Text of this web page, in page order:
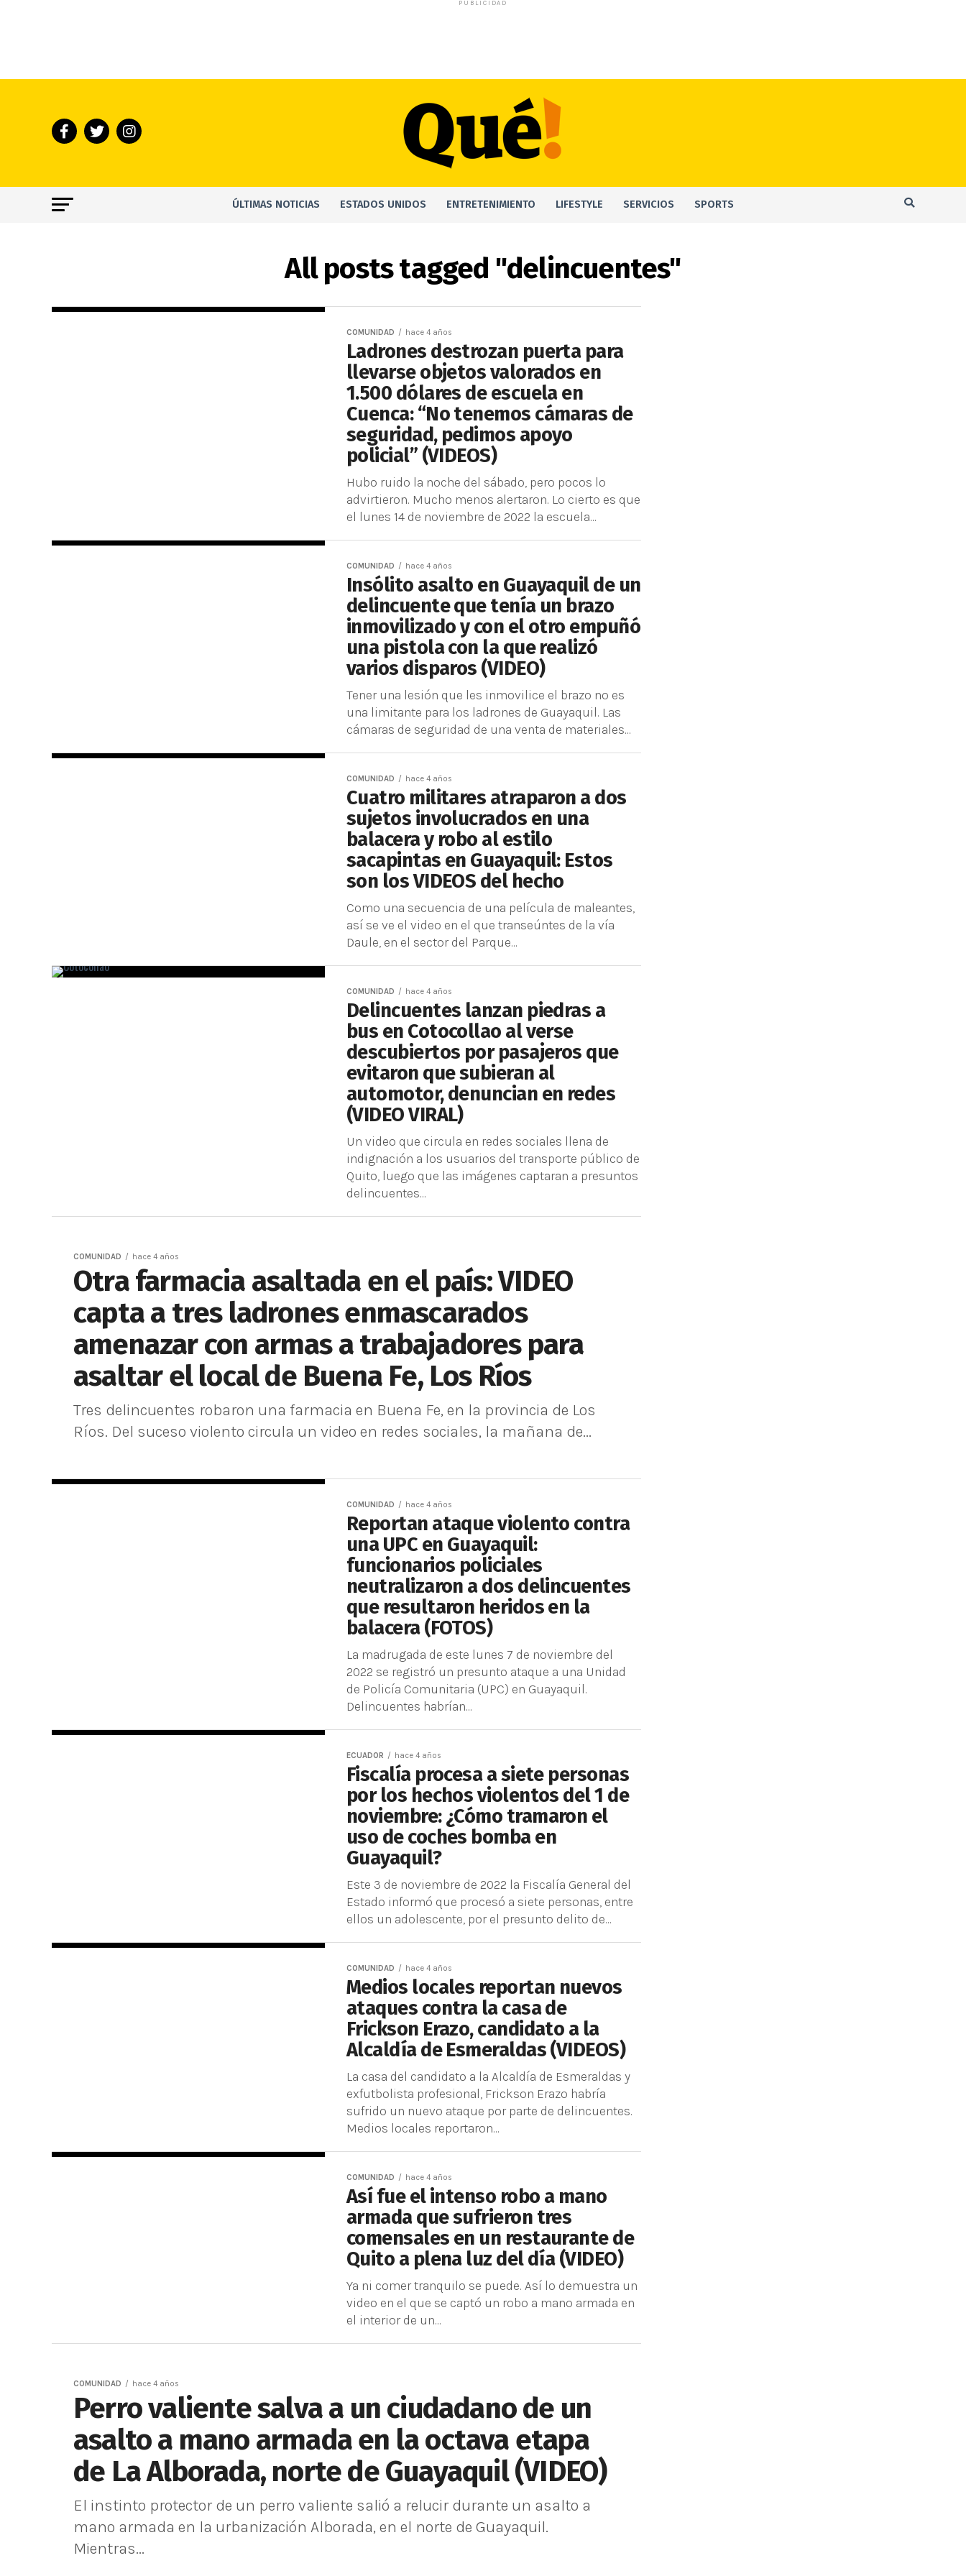
PUBLICIDAD
ÚLTIMAS NOTICIAS ESTADOS UNIDOS ENTRETENIMIENTO LIFESTYLE SERVICIOS SPORTS
All posts tagged "delincuentes"
COMUNIDAD hace 4 años
Ladrones destrozan puerta para
llevarse objetos valorados en
1.500 dólares de escuela en
Cuenca: “No tenemos cámaras de
seguridad, pedimos apoyo
policial” (VIDEOS)
Hubo ruido la noche del sábado, pero pocos lo
advirtieron. Mucho menos alertaron. Lo cierto es que
el lunes 14 de noviembre de 2022 la escuela...
COMUNIDAD hace 4 años
Insólito asalto en Guayaquil de un
delincuente que tenía un brazo
inmovilizado y con el otro empuñó
una pistola con la que realizó
varios disparos (VIDEO)
Tener una lesión que les inmovilice el brazo no es
una limitante para los ladrones de Guayaquil. Las
cámaras de seguridad de una venta de materiales...
COMUNIDAD hace 4 años
Cuatro militares atraparon a dos
sujetos involucrados en una
balacera y robo al estilo
sacapintas en Guayaquil: Estos
son los VIDEOS del hecho
Como una secuencia de una película de maleantes,
así se ve el video en el que transeúntes de la vía
Daule, en el sector del Parque...
COMUNIDAD hace 4 años
Delincuentes lanzan piedras a
bus en Cotocollao al verse
descubiertos por pasajeros que
evitaron que subieran al
automotor, denuncian en redes
(VIDEO VIRAL)
Un video que circula en redes sociales llena de
indignación a los usuarios del transporte público de
Quito, luego que las imágenes captaran a presuntos
delincuentes...
COMUNIDAD hace 4 años
Otra farmacia asaltada en el país: VIDEO
capta a tres ladrones enmascarados
amenazar con armas a trabajadores para
asaltar el local de Buena Fe, Los Ríos
Tres delincuentes robaron una farmacia en Buena Fe, en la provincia de Los
Ríos. Del suceso violento circula un video en redes sociales, la mañana de...
COMUNIDAD hace 4 años
Reportan ataque violento contra
una UPC en Guayaquil:
funcionarios policiales
neutralizaron a dos delincuentes
que resultaron heridos en la
balacera (FOTOS)
La madrugada de este lunes 7 de noviembre del
2022 se registró un presunto ataque a una Unidad
de Policía Comunitaria (UPC) en Guayaquil.
Delincuentes habrían...
ECUADOR hace 4 años
Fiscalía procesa a siete personas
por los hechos violentos del 1 de
noviembre: ¿Cómo tramaron el
uso de coches bomba en
Guayaquil?
Este 3 de noviembre de 2022 la Fiscalía General del
Estado informó que procesó a siete personas, entre
ellos un adolescente, por el presunto delito de...
COMUNIDAD hace 4 años
Medios locales reportan nuevos
ataques contra la casa de
Frickson Erazo, candidato a la
Alcaldía de Esmeraldas (VIDEOS)
La casa del candidato a la Alcaldía de Esmeraldas y
exfutbolista profesional, Frickson Erazo habría
sufrido un nuevo ataque por parte de delincuentes.
Medios locales reportaron...
COMUNIDAD hace 4 años
Así fue el intenso robo a mano
armada que sufrieron tres
comensales en un restaurante de
Quito a plena luz del día (VIDEO)
Ya ni comer tranquilo se puede. Así lo demuestra un
video en el que se captó un robo a mano armada en
el interior de un...
COMUNIDAD hace 4 años
Perro valiente salva a un ciudadano de un
asalto a mano armada en la octava etapa
de La Alborada, norte de Guayaquil (VIDEO)
El instinto protector de un perro valiente salió a relucir durante un asalto a
mano armada en la urbanización Alborada, en el norte de Guayaquil.
Mientras...